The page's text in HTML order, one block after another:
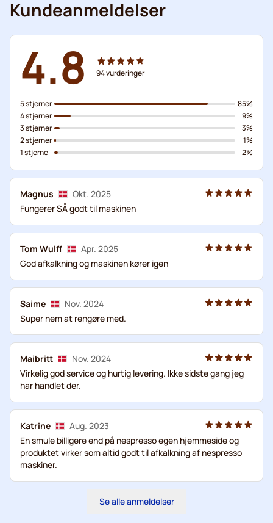
Kundeanmeldelser
4.8 94vurderinger
5 stjerner
4 stjerner
3 stjerner
2 stjerner
1 stjerne
85%
9%
3%
1%
2%
Magnus
Okt. 2025
Fungerer SÅ godt til maskinen
Tom Wulff
Apr. 2025
God afkalkning og maskinen kører igen
Saime
Nov. 2024
Super nem at rengøre med.
Maibritt
Nov. 2024
Virkelig god service og hurtig levering. Ikke sidste gang jeg
har handlet der.
Katrine
Aug. 2023
En smule billigere end på nespresso egen hjemmeside og
produktet virker som altid godt til afkalkning af nespresso
maskiner.
Se alle anmeldelser